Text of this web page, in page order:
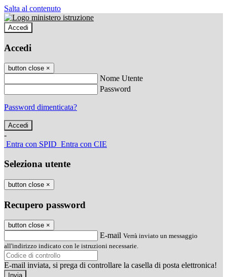
Salta al contenuto
Accedi
Accedi
button close ×
Nome Utente
Password
Password dimenticata?
-
Entra con SPID Entra con CIE
Seleziona utente
button close ×
Recupero password
button close ×
E-mail Verrà inviato un messaggio
all'indirizzo indicato con le istruzioni necessarie.
E-mail inviata, si prega di controllare la casella di posta elettronica!